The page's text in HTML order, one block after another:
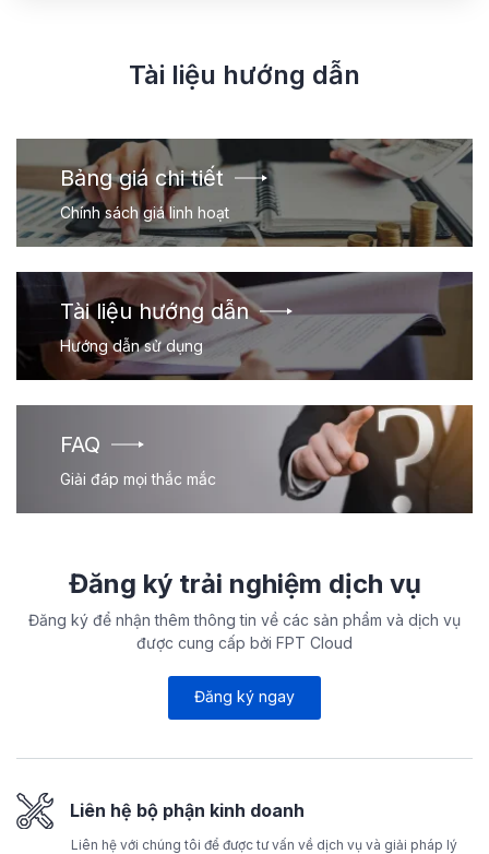
Tài liệu hướng dẫn
Bảng giá chi tiết
Chính sách giá linh hoạt
Tài liệu hướng dẫn
Hướng dẫn sử dụng
FAQ
Giải đáp mọi thắc mắc
Đăng ký trải nghiệm dịch vụ
Đăng ký để nhận thêm thông tin về các sản phẩm và dịch vụ
được cung cấp bởi FPT Cloud
Đăng ký ngay
Liên hệ bộ phận kinh doanh
Liên hệ với chúng tôi để được tư vấn về dịch vụ và giải pháp lý